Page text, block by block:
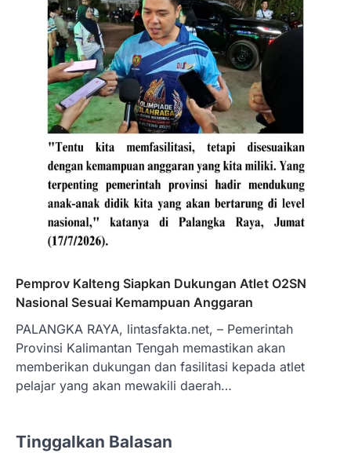
Pemprov Kalteng Siapkan Dukungan Atlet O2SN
Nasional Sesuai Kemampuan Anggaran
PALANGKA RAYA, lintasfakta.net, – Pemerintah
Provinsi Kalimantan Tengah memastikan akan
memberikan dukungan dan fasilitasi kepada atlet
pelajar yang akan mewakili daerah…
Tinggalkan Balasan